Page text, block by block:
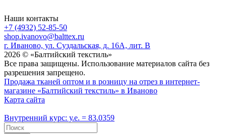
Наши контакты
+7 (4932) 52-85-50
shop.ivanovo@balttex.ru
г. Иваново, ул. Суздальская, д. 16А, лит. В
2026 © «Балтийский текстиль»
Все права защищены. Использование материалов сайта без
разрешения запрещено.
Продажа тканей оптом и в розницу на отрез в интернет-
магазине «Балтийский текстиль» в Иваново
Карта сайта
Внутренний курс: у.е. = 83.0359